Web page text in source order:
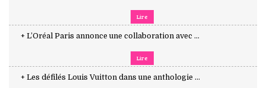
Lire
+ L’Oréal Paris annonce une collaboration avec ...
Lire
+ Les défilés Louis Vuitton dans une anthologie ...